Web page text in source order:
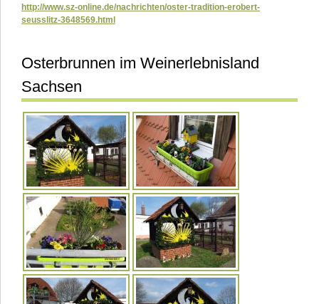
http://www.sz-online.de/nachrichten/oster-tradition-erobert-
seusslitz-3648569.html
Osterbrunnen im Weinerlebnisland
Sachsen